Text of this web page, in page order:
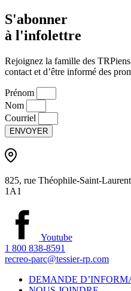
S'abonner
à l'infolettre
Rejoignez la famille des
contact et d’être informé des
Prénom
Nom
Courriel
ENVOYER
825, rue Théophile-Saint-
1A1
Youtube
1 800 838-8591
recreo-parc@tessier-rp.com
DEMANDE